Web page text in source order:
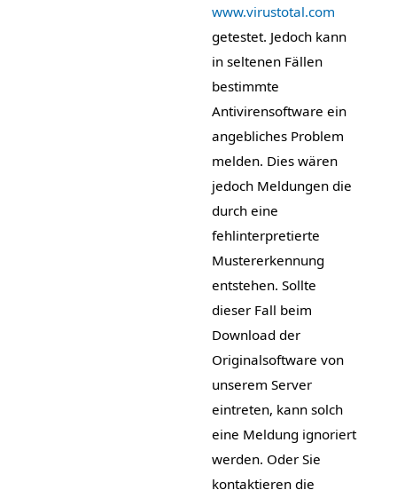
www.virustotal.com
getestet. Jedoch kann
in seltenen Fällen
bestimmte
Antivirensoftware ein
angebliches Problem
melden. Dies wären
jedoch Meldungen die
durch eine
fehlinterpretierte
Mustererkennung
entstehen. Sollte
dieser Fall beim
Download der
Originalsoftware von
unserem Server
eintreten, kann solch
eine Meldung ignoriert
werden. Oder Sie
kontaktieren die